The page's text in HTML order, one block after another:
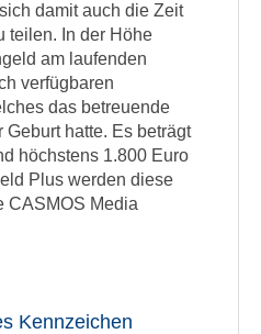
damit auch die Zeit
teilen. In der Höhe
am laufenden
verfügbaren
das betreuende
Geburt hatte. Es beträgt
höchstens 1.800 Euro
Plus werden diese
CASMOS Media
Kennzeichen